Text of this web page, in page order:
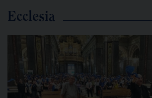
Ecclesia